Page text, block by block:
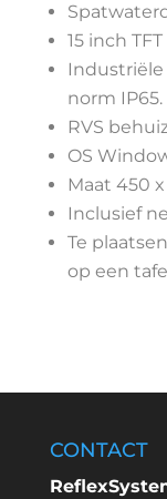
15 inch
norm IP65.
RVS
OS
Maat 450
Inclusief
Te
op een
CONTACT